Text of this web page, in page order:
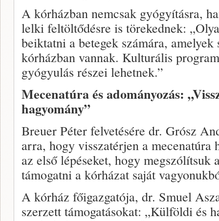
A kórházban nemcsak gyógyításra,
lelki feltöltődésre is törekednek:
beiktatni a betegek számára,
kórházban vannak. Kulturális
gyógyulás részei lehetnek.”
Mecenatúra és adományozás:
hagyomány”
Breuer Péter felvetésére dr. Grósz
arra, hogy visszatérjen a mecenatúra
az első lépéseket, hogy megszólítsuk
támogatni a kórházat saját
A kórház főigazgatója, dr. Smuel
szerzett támogatásokat: „Külföldi és